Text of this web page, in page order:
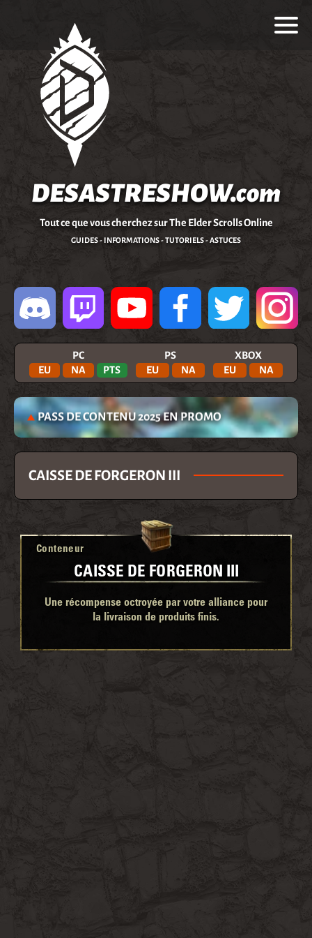
DESASTRESHOW.com
Tout ce que vous cherchez sur The Elder Scrolls Online
GUIDES - INFORMATIONS - TUTORIELS - ASTUCES
PC
EU
NA PTS
PS
EU
NA
XBOX
EU
NA
PASS DE CONTENU 2025 EN PROMO
CAISSE DE FORGERON III
Conteneur
CAISSE DE FORGERON III
Une récompense octroyée par votre alliance pour
la livraison de produits finis.